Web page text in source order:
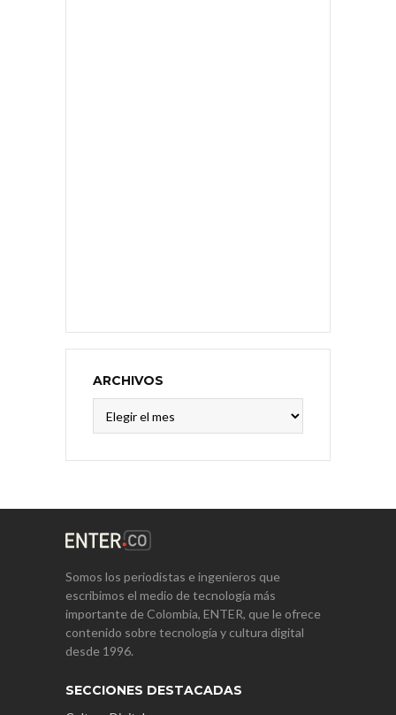
ARCHIVOS
Somos los periodistas e ingenieros que
escribimos el medio de tecnología más
importante de Colombia, ENTER, que le ofrece
contenido sobre tecnología y cultura digital
desde 1996.
SECCIONES DESTACADAS